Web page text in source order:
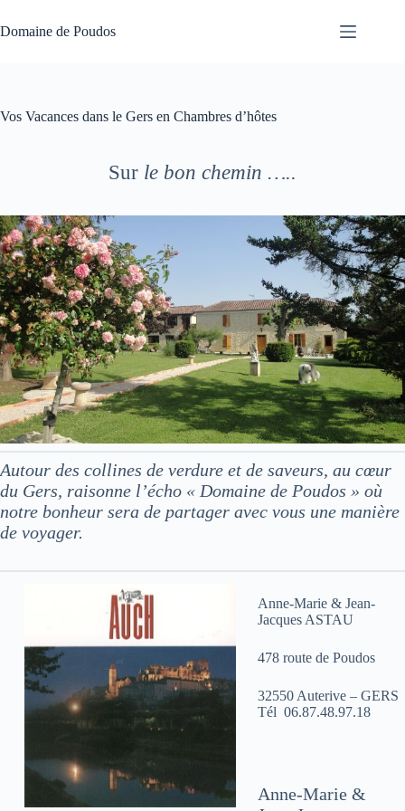
au
contenu
Domaine de Poudos
Vos Vacances dans le Gers en Chambres d’hôtes
Sur le bon chemin …..
Autour des collines de verdure et de saveurs, au cœur
du Gers, raisonne l’écho « Domaine de Poudos » où
notre bonheur sera de partager avec vous une manière
de voyager.
Anne-Marie & Jean-
Jacques ASTAU
478 route de Poudos
32550 Auterive – GERS
Tél 06.87.48.97.18
Anne-Marie &